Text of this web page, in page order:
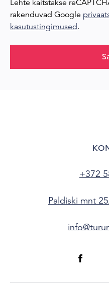
Lehte kaitstakse
rakenduvad Google
kasutustingimused.
+372
Paldiski mnt